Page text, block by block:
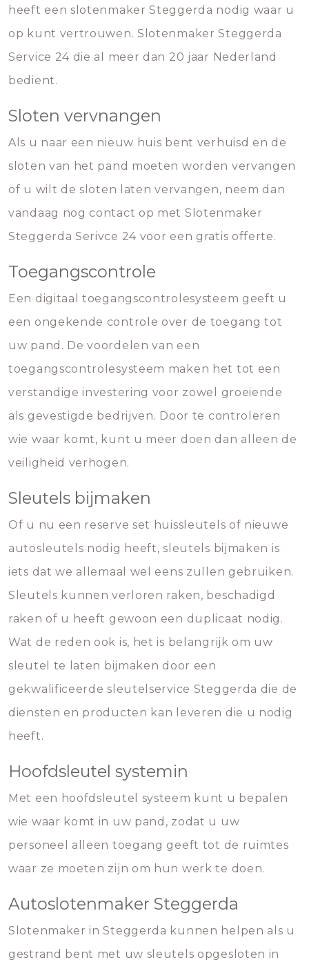
heeft een slotenmaker Steggerda nodig waar u
op kunt vertrouwen. Slotenmaker Steggerda
Service 24 die al meer dan 20 jaar Nederland
bedient.
Sloten vervnangen
Als u naar een nieuw huis bent verhuisd en de
sloten van het pand moeten worden vervangen
of u wilt de sloten laten vervangen, neem dan
vandaag nog contact op met Slotenmaker
Steggerda Serivce 24 voor een gratis offerte.
Toegangscontrole
Een digitaal toegangscontrolesysteem geeft u
een ongekende controle over de toegang tot
uw pand. De voordelen van een
toegangscontrolesysteem maken het tot een
verstandige investering voor zowel groeiende
als gevestigde bedrijven. Door te controleren
wie waar komt, kunt u meer doen dan alleen de
veiligheid verhogen.
Sleutels bijmaken
Of u nu een reserve set huissleutels of nieuwe
autosleutels nodig heeft, sleutels bijmaken is
iets dat we allemaal wel eens zullen gebruiken.
Sleutels kunnen verloren raken, beschadigd
raken of u heeft gewoon een duplicaat nodig.
Wat de reden ook is, het is belangrijk om uw
sleutel te laten bijmaken door een
gekwalificeerde sleutelservice Steggerda die de
diensten en producten kan leveren die u nodig
heeft.
Hoofdsleutel systemin
Met een hoofdsleutel systeem kunt u bepalen
wie waar komt in uw pand, zodat u uw
personeel alleen toegang geeft tot de ruimtes
waar ze moeten zijn om hun werk te doen.
Autoslotenmaker Steggerda
Slotenmaker in Steggerda kunnen helpen als u
gestrand bent met uw sleutels opgesloten in